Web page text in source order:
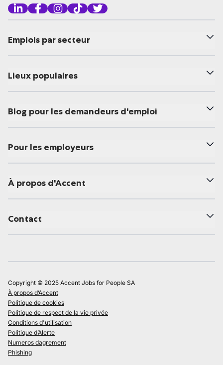
Emplois par secteur
Lieux populaires
Blog pour les demandeurs d'emploi
Pour les employeurs
À propos d'Accent
Contact
Copyright © 2025 Accent Jobs for People SA
À propos d’Accent
Politique de cookies
Politique de respect de la vie privée
Conditions d'utilisation
Politique d’Alerte
Numeros dagrement
Phishing